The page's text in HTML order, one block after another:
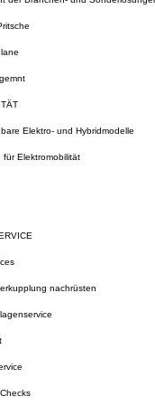
Elektro- und Hybridmodelle
für Elektromobilität
nachrüsten